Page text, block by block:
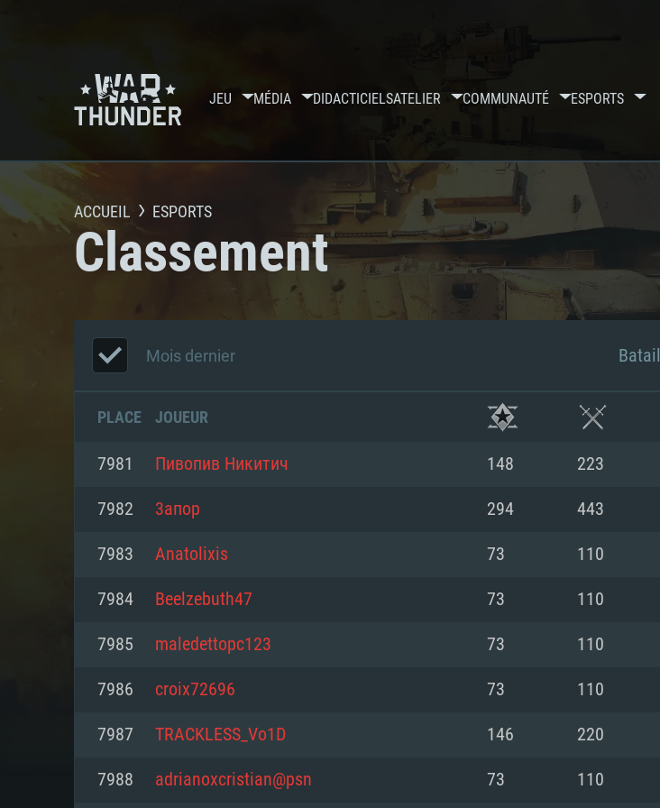
JEU MÉDIA DIDACTICIELSATELIER COMMUNAUTÉ ESPORTS
CONFIGURATION
ACCUEIL ESPORTS
Classement
Mois dernier
PLACE JOUEUR
7981 Пивопив Никитич 148 223
7982 3апор 294 443
7983 Anatolixis 73 110
7984 Beelzebuth47 73 110
7985 maledettopc123 73 110
7986 croix72696 73 110
7987 TRACKLESS_Vo1D 146 220
7988 adrianoxcristian@psn 73 110